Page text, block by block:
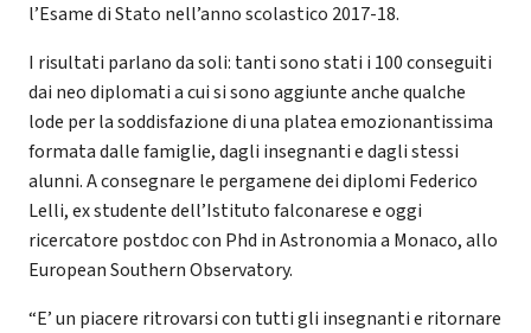
l’Esame di Stato nell’anno scolastico 2017-18.
I risultati parlano da soli: tanti sono stati i 100 conseguiti
dai neo diplomati a cui si sono aggiunte anche qualche
lode per la soddisfazione di una platea emozionantissima
formata dalle famiglie, dagli insegnanti e dagli stessi
alunni. A consegnare le pergamene dei diplomi Federico
Lelli, ex studente dell’Istituto falconarese e oggi
ricercatore postdoc con Phd in Astronomia a Monaco, allo
European Southern Observatory.
“E’ un piacere ritrovarsi con tutti gli insegnanti e ritornare